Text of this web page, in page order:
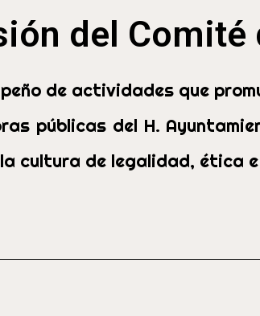
del Comité
de actividades que
públicas del H.
cultura de legalidad, ética